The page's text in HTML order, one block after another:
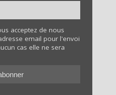
acceptez de nous
email pour l'envoi
cas elle ne sera